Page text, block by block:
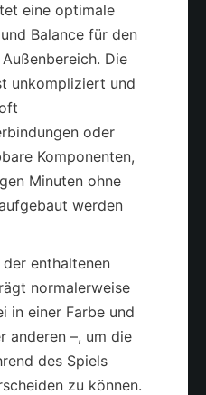
eine optimale
Balance für den
Die
unkompliziert und
oder
Komponenten,
Minuten ohne
werden
enthaltenen
normalerweise
in einer Farbe und
anderen –, um die
des Spiels
zu können.